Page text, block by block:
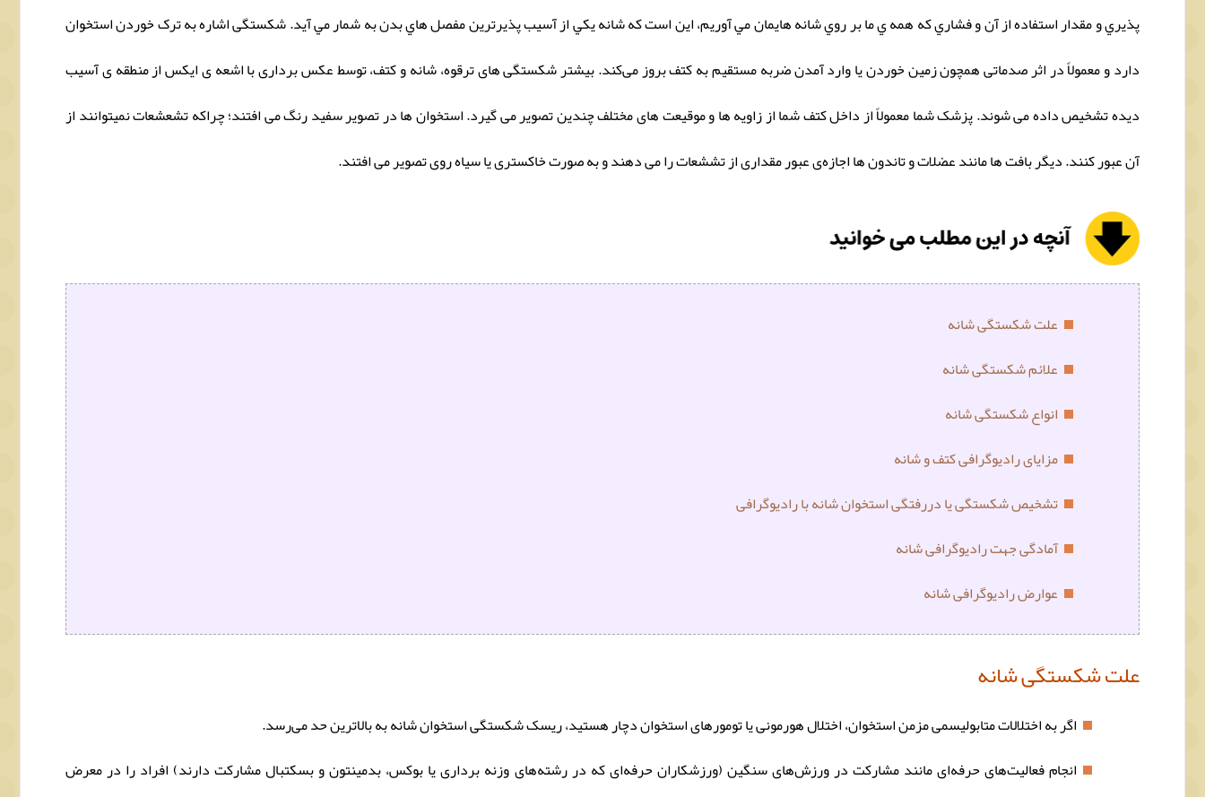
پذيري و مقدار استفاده از آن و فشاري كه همه ي ما بر روي شانه هايمان مي آوريم، اين است كه شانه يكي از آسيب پذيرترين مفصل هاي بدن به شمار مي آيد. شکستگی اشاره به ترک خوردن استخوان
دارد و معمولاً در اثر صدماتی همچون زمین خوردن یا وارد آمدن ضربه مستقیم به کتف بروز می‌کند. بیشتر شکستگی های ترقوه، شانه و کتف، توسط عکس برداری با اشعه ی ایکس از منطقه ی آسیب
دیده تشخیص داده می شوند. پزشک شما معمولاً از داخل کتف شما از زاویه ها و موقیعت های مختلف چندین تصویر می گیرد. استخوان ها در تصویر سفید رنگ می افتند؛ چراکه تشعشعات نمیتوانند از
آن عبور کنند. دیگر بافت ها مانند عضلات و تاندون ها اجازه‌ی عبور مقداری از تششعات را می دهند و به صورت خاکستری یا سیاه روی تصویر می افتند.
علت شکستگی شانه
علائم شکستگی شانه
انواع شکستگی شانه
مزایای رادیوگرافی کتف و شانه
تشخیص شکستگی یا دررفتگی استخوان شانه با رادیوگرافی
آمادگی جهت رادیوگرافی شانه
عوارض رادیوگرافی شانه
علت شکستگی شانه
اگر به اختلالات متابولیسمی مزمن استخوان، اختلال هورمونی یا تومورهای استخوان دچار هستید، ریسک شکستگی استخوان شانه به بالاترین حد می‌رسد.
انجام فعالیت‌های حرفه‌ای مانند مشارکت در ورزش‌های سنگین (ورزشکاران حرفه‌ای که در رشته‌های وزنه برداری یا بوکس، بدمینتون و بسکتبال مشارکت دارند) افراد را در معرض